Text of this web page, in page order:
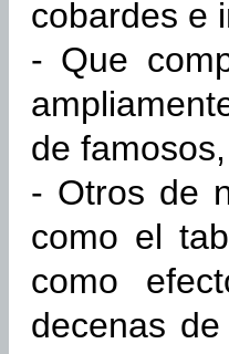
cobardes e
- Que
de
- Otros de
como el
como
decenas